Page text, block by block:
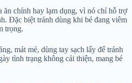
chính hay lạm dụng, vì nó chỉ hỗ trợ
Đặc biệt tránh dùng khi bé đang viêm
trọng.
mát mẻ, dùng tay sạch lấy để tránh
tình trạng không cải thiện, mang bé